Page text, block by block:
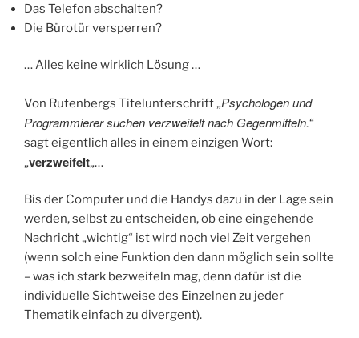
Das Telefon abschalten?
Die Bürotür versperren?
… Alles keine wirklich Lösung …
Von Rutenbergs Titelunterschrift „Psychologen und
Programmierer suchen verzweifelt nach Gegenmitteln.“
sagt eigentlich alles in einem einzigen Wort:
„verzweifelt„…
Bis der Computer und die Handys dazu in der Lage sein
werden, selbst zu entscheiden, ob eine eingehende
Nachricht „wichtig“ ist wird noch viel Zeit vergehen
(wenn solch eine Funktion den dann möglich sein sollte
– was ich stark bezweifeln mag, denn dafür ist die
individuelle Sichtweise des Einzelnen zu jeder
Thematik einfach zu divergent).